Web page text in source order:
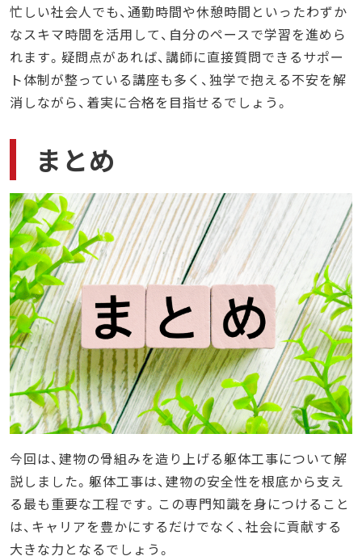
忙しい社会人でも、通勤時間や休憩時間といったわずか
なスキマ時間を活用して、自分のペースで学習を進めら
れます。疑問点があれば、講師に直接質問できるサポー
ト体制が整っている講座も多く、独学で抱える不安を解
消しながら、着実に合格を目指せるでしょう。
まとめ
今回は、建物の骨組みを造り上げる躯体工事について解
説しました。躯体工事は、建物の安全性を根底から支え
る最も重要な工程です。この専門知識を身につけること
は、キャリアを豊かにするだけでなく、社会に貢献する
大きな力となるでしょう。